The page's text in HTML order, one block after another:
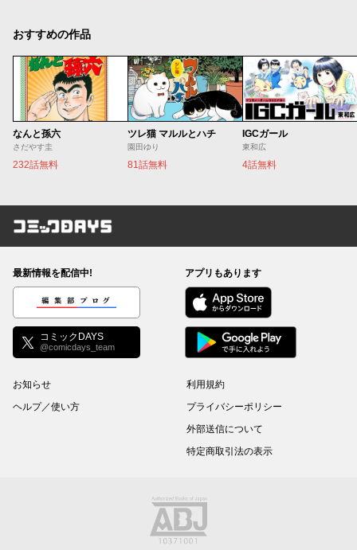
おすすめの作品
なんと孫六
さだやす圭
232話無料
ツレ猫 マルルとハチ
園田ゆり
81話無料
IGCガール
東和広
4話無料
コミックDAYS
最新情報を配信中!
編集部ブログ
コミックDAYS
@comicdays_team
アプリもあります
お知らせ
ヘルプ／使い方
利用規約
プライバシーポリシー
外部送信について
特定商取引法の表示